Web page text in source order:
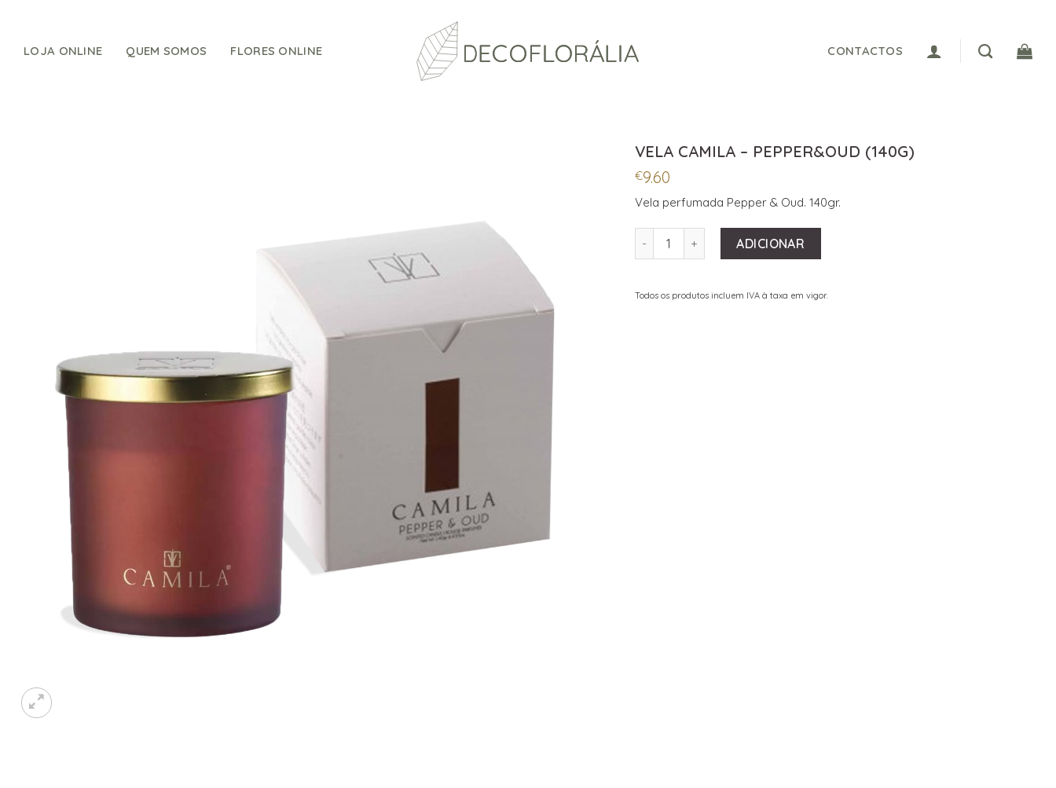
contentLOJA ONLINE QUEM SOMOS FLORES ONLINE CONTACTOS
VELA CAMILA – PEPPER&OUD (140G)
€9.60
Vela perfumada Pepper & Oud. 140gr.
ADICIONAR
Todos os produtos incluem IVA à taxa em vigor.